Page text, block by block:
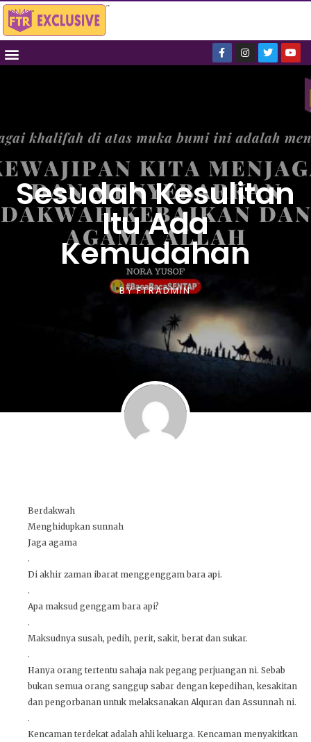
Sesudah Kesulitan
Itu Ada
Kemudahan
BYFTRADMIN
Berdakwah
Menghidupkan sunnah
Jaga agama
.
Di akhir zaman ibarat menggenggam bara api.
.
Apa maksud genggam bara api?
.
Maksudnya susah, pedih, perit, sakit, berat dan sukar.
.
Hanya orang tertentu sahaja nak pegang perjuangan ni. Sebab
bukan semua orang sanggup sabar dengan kepedihan, kesakitan
dan pengorbanan untuk melaksanakan Alquran dan Assunnah ni.
.
Kencaman terdekat adalah ahli keluarga. Kencaman menyakitkan